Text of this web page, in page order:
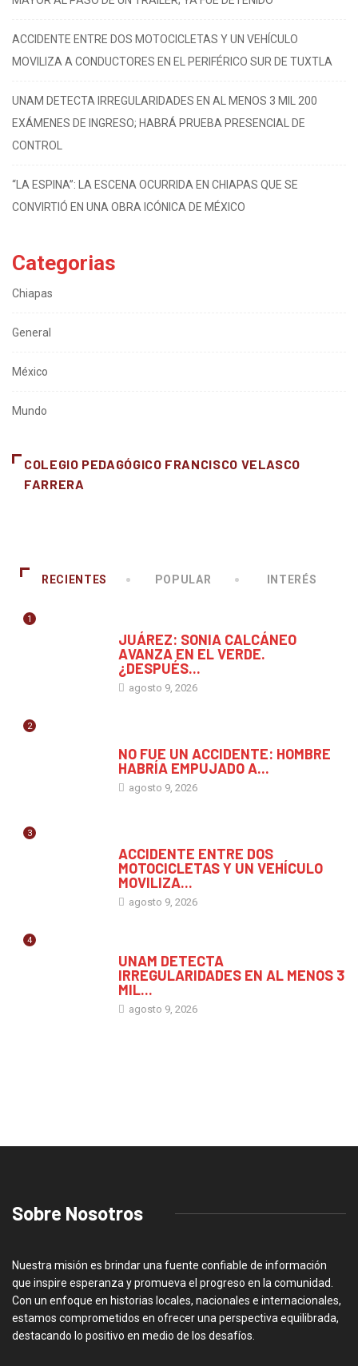
ACCIDENTE ENTRE DOS MOTOCICLETAS Y UN VEHÍCULO
MOVILIZA A CONDUCTORES EN EL PERIFÉRICO SUR DE TUXTLA
UNAM DETECTA IRREGULARIDADES EN AL MENOS 3 MIL 200
EXÁMENES DE INGRESO; HABRÁ PRUEBA PRESENCIAL DE
CONTROL
“LA ESPINA”: LA ESCENA OCURRIDA EN CHIAPAS QUE SE
CONVIRTIÓ EN UNA OBRA ICÓNICA DE MÉXICO
Categorias
Chiapas
General
México
Mundo
COLEGIO PEDAGÓGICO FRANCISCO VELASCO
FARRERA
RECIENTES POPULAR INTERÉS
1
JUÁREZ: SONIA CALCÁNEO
AVANZA EN EL VERDE.
¿DESPUÉS...
agosto 9, 2026
2
NO FUE UN ACCIDENTE: HOMBRE
HABRÍA EMPUJADO A...
agosto 9, 2026
3
ACCIDENTE ENTRE DOS
MOTOCICLETAS Y UN VEHÍCULO
MOVILIZA...
agosto 9, 2026
4
UNAM DETECTA
IRREGULARIDADES EN AL MENOS 3
MIL...
agosto 9, 2026
Sobre Nosotros
Nuestra misión es brindar una fuente confiable de información
que inspire esperanza y promueva el progreso en la comunidad.
Con un enfoque en historias locales, nacionales e internacionales,
estamos comprometidos en ofrecer una perspectiva equilibrada,
destacando lo positivo en medio de los desafíos.